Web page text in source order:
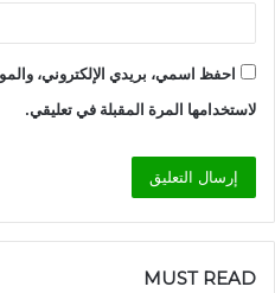
احفظ اسمي، بريدي الإلكتروني،
لاستخدامها المرة المقبلة في تعليقي.
MUST READ